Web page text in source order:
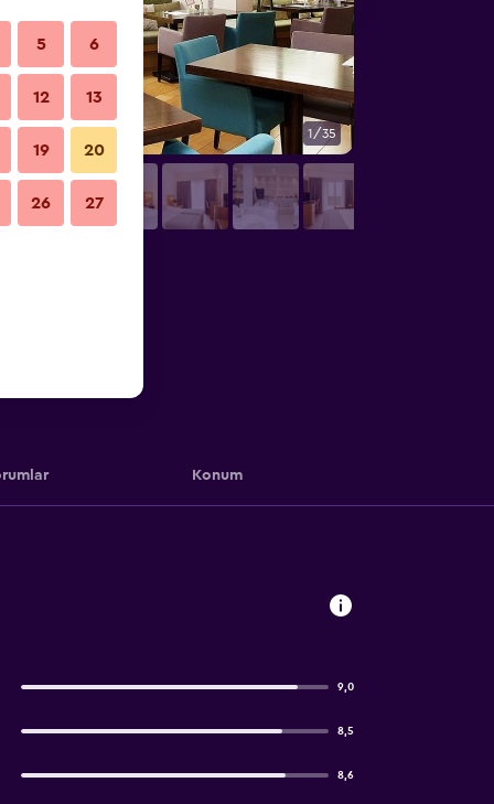
1/35
Konum
9,0
8,5
8,6
5 6
12 13
19 20
26 27